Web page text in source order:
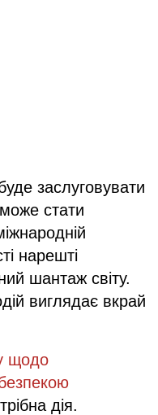
заслуговувати
стати
нарешті
шантаж світу.
виглядає вкрай
щодо
дія.